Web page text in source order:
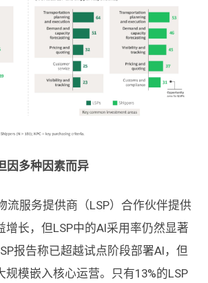
因多种因素而异
流服务提供商（LSP）合作伙伴提供
增长，但LSP中的AI采用率仍然显著
报告称已超越试点阶段部署AI，但
规模嵌入核心运营。只有13%的LSP